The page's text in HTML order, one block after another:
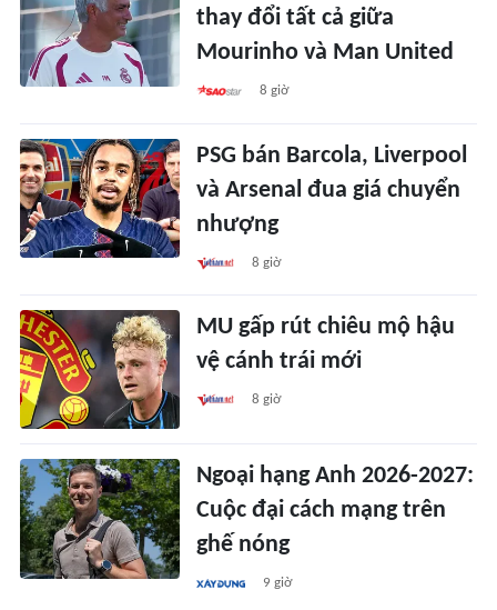
thay đổi tất cả giữa
Mourinho và Man United
8 giờ
PSG bán Barcola, Liverpool
và Arsenal đua giá chuyển
nhượng
8 giờ
MU gấp rút chiêu mộ hậu
vệ cánh trái mới
8 giờ
Ngoại hạng Anh 2026-2027:
Cuộc đại cách mạng trên
ghế nóng
9 giờ